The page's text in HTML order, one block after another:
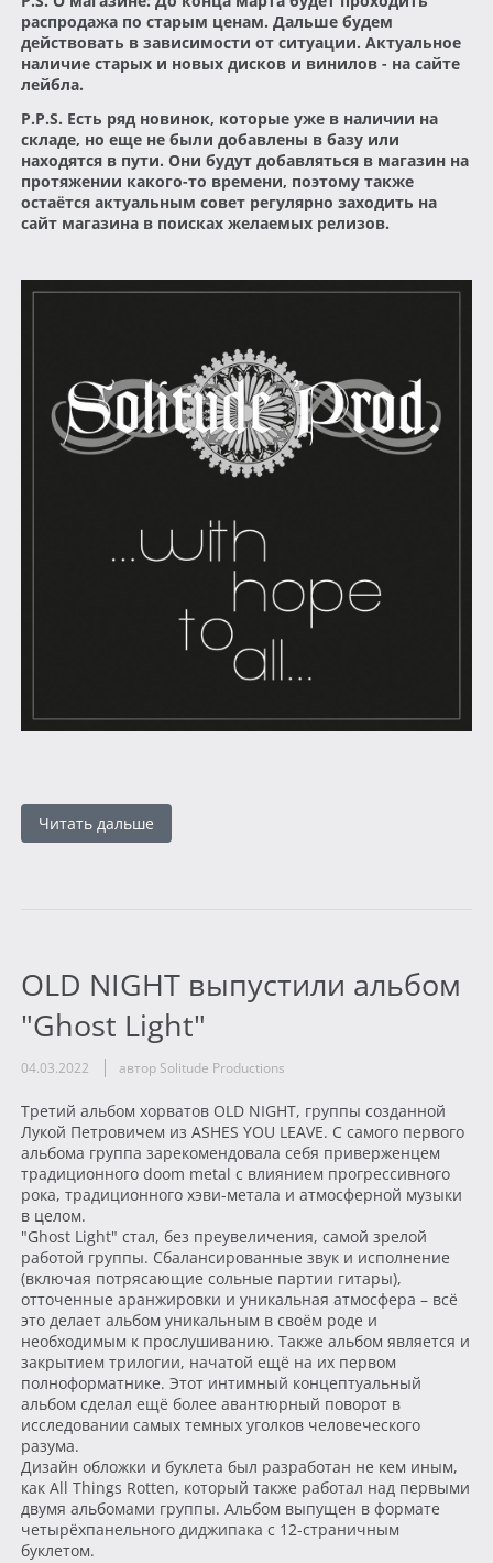
распродажа по старым ценам. Дальше будем
действовать в зависимости от ситуации. Актуальное
наличие старых и новых дисков и винилов - на сайте
лейбла.
P.P.S. Есть ряд новинок, которые уже в наличии на
складе, но еще не были добавлены в базу или
находятся в пути. Они будут добавляться в магазин на
протяжении какого-то времени, поэтому также
остаётся актуальным совет регулярно заходить на
сайт магазина в поисках желаемых релизов.
Читать дальше
OLD NIGHT выпустили альбом
"Ghost Light"
04.03.2022 автор Solitude Productions
Третий альбом хорватов OLD NIGHT, группы созданной
Лукой Петровичем из ASHES YOU LEAVE. С самого первого
альбома группа зарекомендовала себя приверженцем
традиционного doom metal с влиянием прогрессивного
рока, традиционного хэви-метала и атмосферной музыки
в целом.
"Ghost Light" стал, без преувеличения, самой зрелой
работой группы. Сбалансированные звук и исполнение
(включая потрясающие сольные партии гитары),
отточенные аранжировки и уникальная атмосфера – всё
это делает альбом уникальным в своём роде и
необходимым к прослушиванию. Также альбом является и
закрытием трилогии, начатой ещё на их первом
полноформатнике. Этот интимный концептуальный
альбом сделал ещё более авантюрный поворот в
исследовании самых темных уголков человеческого
разума.
Дизайн обложки и буклета был разработан не кем иным,
как All Things Rotten, который также работал над первыми
двумя альбомами группы. Альбом выпущен в формате
четырёхпанельного диджипака с 12-страничным
буклетом.